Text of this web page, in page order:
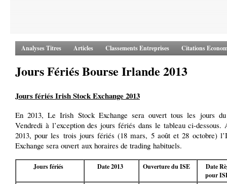
Analyses Titres Articles Classements Entreprises Citations
Jours Fériés Bourse Irlande 2013
Jours fériés Irish Stock Exchange 2013
En 2013, Le Irish Stock Exchange sera ouvert tous les jours
Vendredi à l’exception des jours fériés dans le tableau ci-dessous.
2013, pour les trois jours fériés (18 mars, 5 août et 28 octobre)
Exchange sera ouvert aux horaires de trading habituels.
Jours fériés Date 2013 Ouverture du ISE
Date
pour